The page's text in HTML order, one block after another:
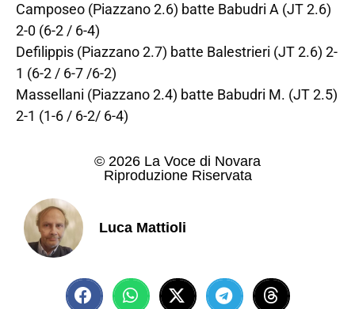
Camposeo (Piazzano 2.6) batte Babudri A (JT 2.6)
2-0 (6-2 / 6-4)
Defilippis (Piazzano 2.7) batte Balestrieri (JT 2.6) 2-
1 (6-2 / 6-7 /6-2)
Massellani (Piazzano 2.4) batte Babudri M. (JT 2.5)
2-1 (1-6 / 6-2/ 6-4)
© 2026 La Voce di Novara
Riproduzione Riservata
Luca Mattioli